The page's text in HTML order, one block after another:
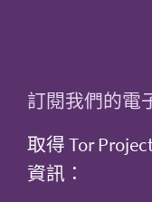
訂閱我們的電
取得 Tor
資訊：